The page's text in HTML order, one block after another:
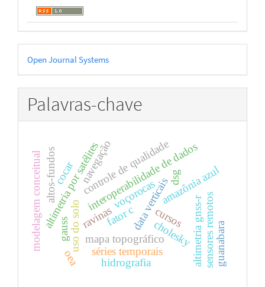
Desenvolvido
por
Open Journal Systems
Palavras-chave
data verticaisamazônia azul
voçorocas
ravinas
uso do solo
altimetria por satélitesinteroperabilidade de dados
mapa topográfico
modelagem conceitual controle de qualidade
séries temporais altimetria gnss-rsensores remotos
hidrografia
altos-fundos navegação
cocar dsg
fator c
gauss cholesky
oea
cursos
guanabara